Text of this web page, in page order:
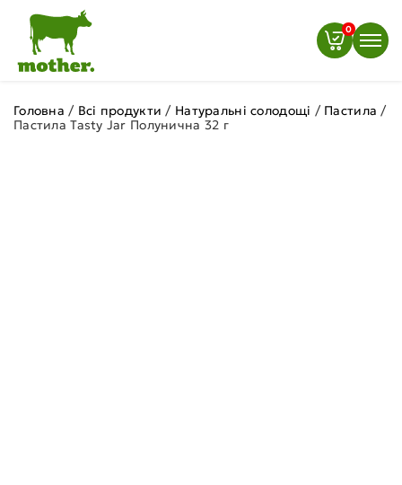
0
Головна / Всі продукти / Натуральні солодощі / Пастила /
Пастила Tasty Jar Полунична 32 г